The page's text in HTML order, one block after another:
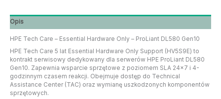
Opis
HPE Tech Care – Essential Hardware Only – ProLiant DL580 Gen10
HPE Tech Care 5 lat Essential Hardware Only Support (HV5S9E) to
kontrakt serwisowy dedykowany dla serwerów HPE ProLiant DL580
Gen10. Zapewnia wsparcie sprzętowe z poziomem SLA 24×7 i 4-
godzinnym czasem reakcji. Obejmuje dostęp do Technical
Assistance Center (TAC) oraz wymianę uszkodzonych komponentów
sprzętowych.